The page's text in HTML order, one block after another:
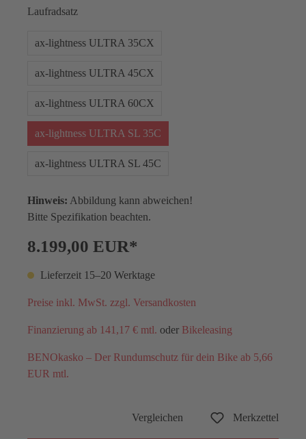
Laufradsatz
ax-lightness ULTRA 35CX
ax-lightness ULTRA 45CX
ax-lightness ULTRA 60CX
ax-lightness ULTRA SL 35C
ax-lightness ULTRA SL 45C
Hinweis: Abbildung kann abweichen!
Bitte Spezifikation beachten.
8.199,00 EUR*
Lieferzeit 15–20 Werktage
Preise inkl. MwSt. zzgl. Versandkosten
Finanzierung ab 141,17 € mtl. oder Bikeleasing
BENOkasko – Der Rundumschutz für dein Bike ab 5,66
EUR mtl.
Vergleichen Merkzettel